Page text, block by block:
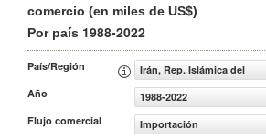
comercio (en miles de US$)
Por país 1988-2022
País/Región
Irán, Rep. Islámica del
Año
1988-2022
Flujo comercial
Importación